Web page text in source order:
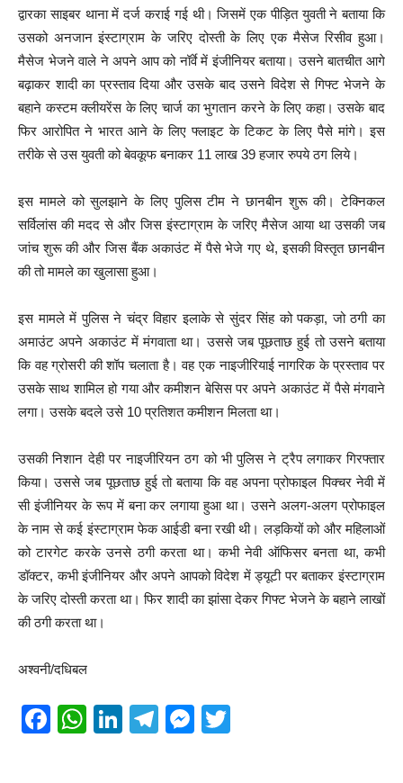
द्वारका साइबर थाना में दर्ज कराई गई थी। जिसमें एक पीड़ित युवती ने बताया कि
उसको अनजान इंस्टाग्राम के जरिए दोस्ती के लिए एक मैसेज रिसीव हुआ।
मैसेज भेजने वाले ने अपने आप को नॉर्वे में इंजीनियर बताया। उसने बातचीत आगे
बढ़ाकर शादी का प्रस्ताव दिया और उसके बाद उसने विदेश से गिफ्ट भेजने के
बहाने कस्टम क्लीयरेंस के लिए चार्ज का भुगतान करने के लिए कहा। उसके बाद
फिर आरोपित ने भारत आने के लिए फ्लाइट के टिकट के लिए पैसे मांगे। इस
तरीके से उस युवती को बेवकूफ बनाकर 11 लाख 39 हजार रुपये ठग लिये।
इस मामले को सुलझाने के लिए पुलिस टीम ने छानबीन शुरू की। टेक्निकल
सर्विलांस की मदद से और जिस इंस्टाग्राम के जरिए मैसेज आया था उसकी जब
जांच शुरू की और जिस बैंक अकाउंट में पैसे भेजे गए थे, इसकी विस्तृत छानबीन
की तो मामले का खुलासा हुआ।
इस मामले में पुलिस ने चंद्र विहार इलाके से सुंदर सिंह को पकड़ा, जो ठगी का
अमाउंट अपने अकाउंट में मंगवाता था। उससे जब पूछताछ हुई तो उसने बताया
कि वह ग्रोसरी की शॉप चलाता है। वह एक नाइजीरियाई नागरिक के प्रस्ताव पर
उसके साथ शामिल हो गया और कमीशन बेसिस पर अपने अकाउंट में पैसे मंगवाने
लगा। उसके बदले उसे 10 प्रतिशत कमीशन मिलता था।
उसकी निशान देही पर नाइजीरियन ठग को भी पुलिस ने ट्रैप लगाकर गिरफ्तार
किया। उससे जब पूछताछ हुई तो बताया कि वह अपना प्रोफाइल पिक्चर नेवी में
सी इंजीनियर के रूप में बना कर लगाया हुआ था। उसने अलग-अलग प्रोफाइल
के नाम से कई इंस्टाग्राम फेक आईडी बना रखी थी। लड़कियों को और महिलाओं
को टारगेट करके उनसे ठगी करता था। कभी नेवी ऑफिसर बनता था, कभी
डॉक्टर, कभी इंजीनियर और अपने आपको विदेश में ड्यूटी पर बताकर इंस्टाग्राम
के जरिए दोस्ती करता था। फिर शादी का झांसा देकर गिफ्ट भेजने के बहाने लाखों
की ठगी करता था।
अश्वनी/दधिबल
F
W
Li
T
M